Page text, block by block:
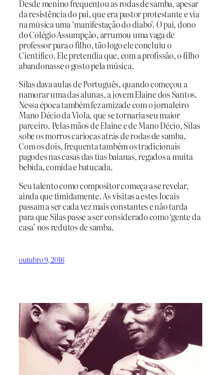
Desde menino frequentou as rodas de samba, apesar
da resistência do pai, que era pastor protestante e via
na música uma ‘manifestação do diabo’. O pai, dono
do Colégio Assumpção, arrumou uma vaga de
professor para o filho, tão logo ele concluiu o
Científico. Ele pretendia que, com a profissão, o filho
abandonasse o gosto pela música.
Silas dava aulas de Português, quando começou a
namorar uma das alunas, a jovem Elaine dos Santos.
Nessa época também fez amizade com o jornaleiro
Mano Décio da Viola, que se tornaria seu maior
parceiro. Pelas mãos de Elaine e de Mano Décio, Silas
sobe os morros cariocas atrás de rodas de samba.
Com os dois, frequenta também os tradicionais
pagodes nas casas das tias baianas, regados a muita
bebida, comida e batucada.
Seu talento como compositor começa a se revelar,
ainda que timidamente. As visitas a estes locais
passam a ser cada vez mais constantes e não tarda
para que Silas passe a ser considerado como ‘gente da
casa’ nos redutos de samba.
outubro 9, 2016